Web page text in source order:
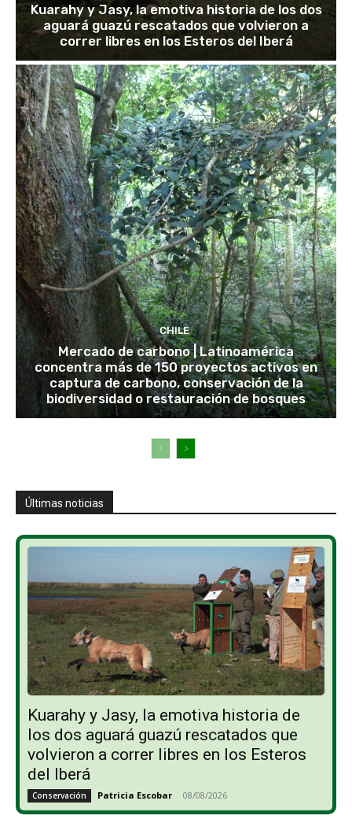
Kuarahy y Jasy, la emotiva historia de los dos
aguará guazú rescatados que volvieron a
correr libres en los Esteros del Iberá
CHILE
Mercado de carbono | Latinoamérica
concentra más de 150 proyectos activos en
captura de carbono, conservación de la
biodiversidad o restauración de bosques
Últimas noticias
Kuarahy y Jasy, la emotiva historia de
los dos aguará guazú rescatados que
volvieron a correr libres en los Esteros
del Iberá
Conservación Patricia Escobar - 08/08/2026